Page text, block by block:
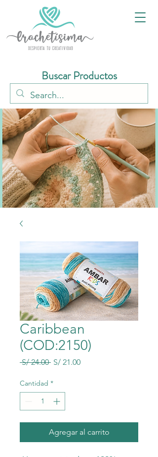
Buscar Productos
Caribbean
(COD:2150)
S/ 24.00 Precio
S/ 21.00Precio
Cantidad *
Agregar al carrito